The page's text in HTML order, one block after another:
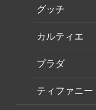
グッチ
カルティエ
プラダ
ティファニー